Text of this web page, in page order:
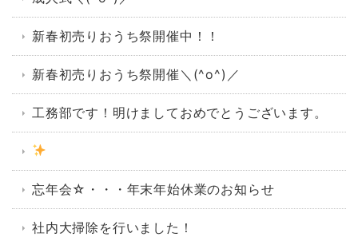
新春初売りおうち祭開催中！！
新春初売りおうち祭開催＼(^o^)／
工務部です！明けましておめでとうございます。
忘年会☆・・・年末年始休業のお知らせ
社内大掃除を行いました！